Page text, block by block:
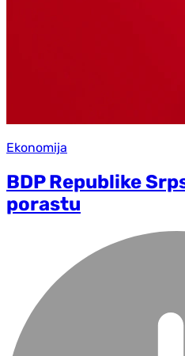
Ekonomija
BDP Republike
porastu